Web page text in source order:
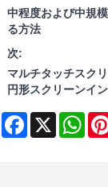
中程度および中規
る方法
次:
マルチタッチスク
円形スクリーンイ
Facebook
X